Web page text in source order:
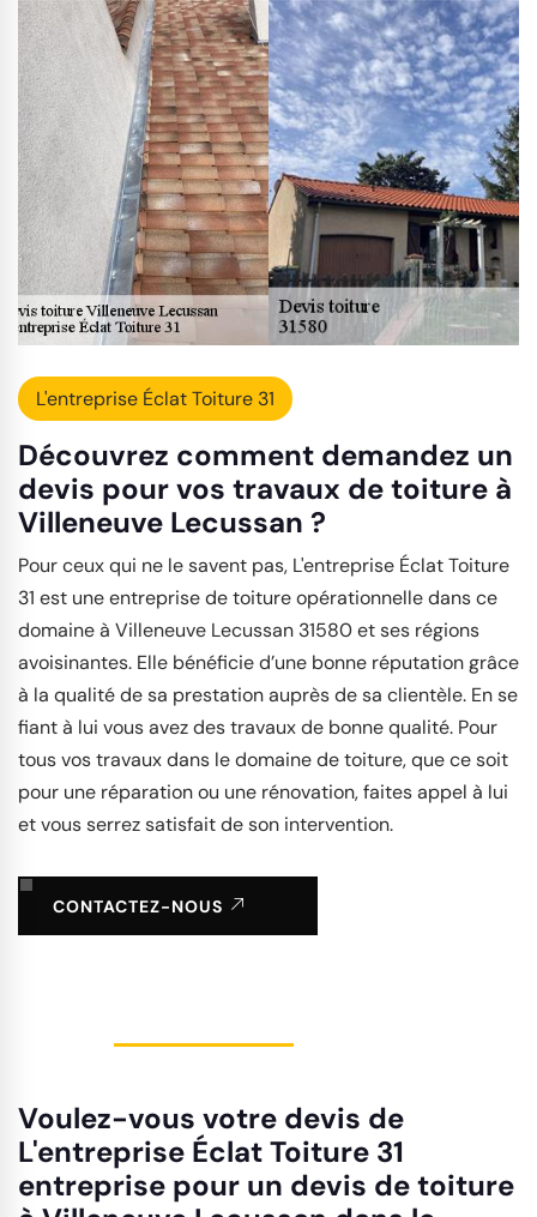
L'entreprise Éclat Toiture 31
Découvrez comment demandez un
devis pour vos travaux de toiture à
Villeneuve Lecussan ?
Pour ceux qui ne le savent pas, L'entreprise Éclat Toiture
31 est une entreprise de toiture opérationnelle dans ce
domaine à Villeneuve Lecussan 31580 et ses régions
avoisinantes. Elle bénéficie d’une bonne réputation grâce
à la qualité de sa prestation auprès de sa clientèle. En se
fiant à lui vous avez des travaux de bonne qualité. Pour
tous vos travaux dans le domaine de toiture, que ce soit
pour une réparation ou une rénovation, faites appel à lui
et vous serrez satisfait de son intervention.
CONTACTEZ-NOUS
Voulez-vous votre devis de
L'entreprise Éclat Toiture 31
entreprise pour un devis de toiture